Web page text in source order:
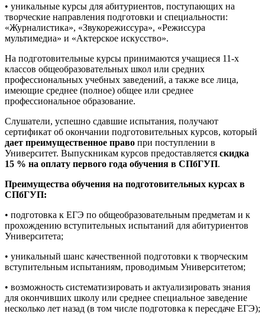
• уникальные курсы для абитуриентов, поступающих на
творческие направления подготовки и специальности:
«Журналистика», «Звукорежиссура», «Режиссура
мультимедиа» и «Актерское искусство».
На подготовительные курсы принимаются учащиеся 11-х
классов общеобразовательных школ или средних
профессиональных учебных заведений, а также все лица,
имеющие среднее (полное) общее или среднее
профессиональное образование.
Слушатели, успешно сдавшие испытания, получают
сертификат об окончании подготовительных курсов, который
дает преимущественное право при поступлении в
Университет. Выпускникам курсов предоставляется скидка
15 % на оплату первого года обучения в СПбГУП.
Преимущества обучения на подготовительных курсах в
СПбГУП:
• подготовка к ЕГЭ по общеобразовательным предметам и к
прохождению вступительных испытаний для абитуриентов
Университета;
• уникальный шанс качественной подготовки к творческим
вступительным испытаниям, проводимым Университетом;
• возможность систематизировать и актуализировать знания
для окончивших школу или среднее специальное заведение
несколько лет назад (в том числе подготовка к пересдаче ЕГЭ);